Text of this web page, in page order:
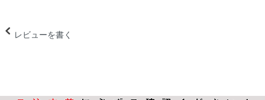
レビューを書く